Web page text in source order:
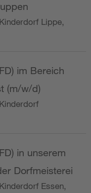
Lippe,
im Bereich
(m/w/d)
in unserem
Dorfmeisterei
Essen,